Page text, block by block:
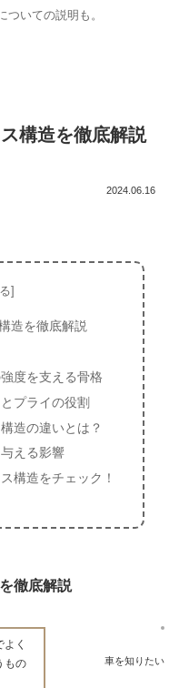
ついての説明も。
構造を徹底解説
2024.06.16
造を徹底解説
度を支える骨格
プライの役割
造の違いとは？
える影響
構造をチェック！
徹底解説
車を知りたい
く
もの